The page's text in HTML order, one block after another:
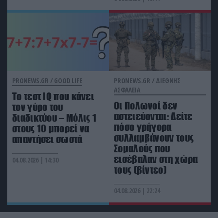
PRONEWS.GR / GOOD LIFE
Tο τεστ IQ που κάνει
τον γύρο του
διαδικτύου – Μόλις 1
στους 10 μπορεί να
απαντήσει σωστά
04.08.2026 | 14:30
PRONEWS.GR / ΔΙΕΘΝΗΣ
ΑΣΦΑΛΕΙΑ
Οι Πολωνοί δεν
αστειεύονται: Δείτε
πόσο γρήγορα
συλλαμβάνουν τους
Σομαλούς που
εισέβαλαν στη χώρα
τους (βίντεο)
04.08.2026 | 22:24